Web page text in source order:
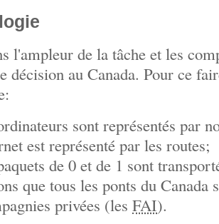
l'ampleur de la tâche et les
décision au Canada. Pour ce
sont représentés par
est représenté par les routes;
de 0 et de 1 sont
que tous les ponts du Canada
privées (les FAI).